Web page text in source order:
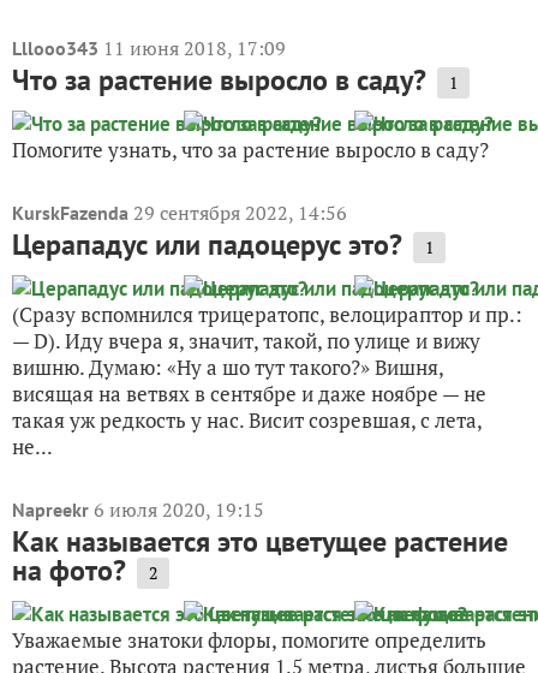
Lllooo343 11 июня 2018, 17:09
Что за растение выросло в саду? 1
Помогите узнать, что за растение выросло в саду?
KurskFazenda 29 сентября 2022, 14:56
Церападус или падоцерус это? 1
(Сразу вспомнился трицератопс, велоцираптор и пр.:
— D). Иду вчера я, значит, такой, по улице и вижу
вишню. Думаю: «Ну а шо тут такого?» Вишня,
висящая на ветвях в сентябре и даже ноябре — не
такая уж редкость у нас. Висит созревшая, с лета,
не...
Napreekr 6 июля 2020, 19:15
Как называется это цветущее растение
на фото? 2
Уважаемые знатоки флоры, помогите определить
растение. Высота растения 1.5 метра, листья большие